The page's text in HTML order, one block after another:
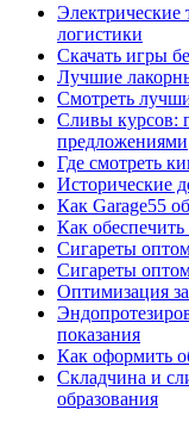
Электрические
логистики
Скачать игры
Лучшие
Смотреть
Сливы курсов:
предложениями
Где смотреть
Исторические
Как Garage55
Как
Сигареты
Сигареты
Оптимизация
показания
Как оформить
Складчина и
образования